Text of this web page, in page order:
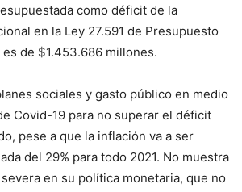
como déficit de la
en la Ley 27.591 de Presupuesto
es de $1.453.686 millones.
sociales y gasto público en medio
Covid-19 para no superar el déficit
pese a que la inflación va a ser
del 29% para todo 2021. No muestra
en su política monetaria, que no